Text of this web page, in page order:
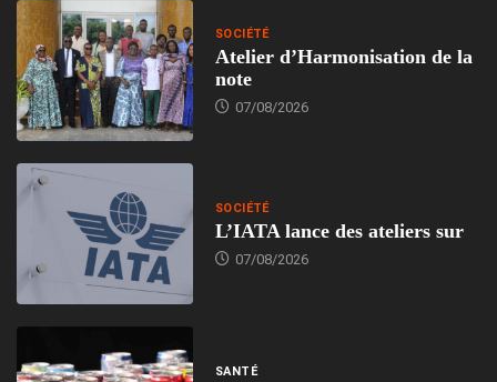
SOCIÉTÉ
Atelier d’Harmonisation de la
note
07/08/2026
SOCIÉTÉ
L’IATA lance des ateliers sur
07/08/2026
SANTÉ